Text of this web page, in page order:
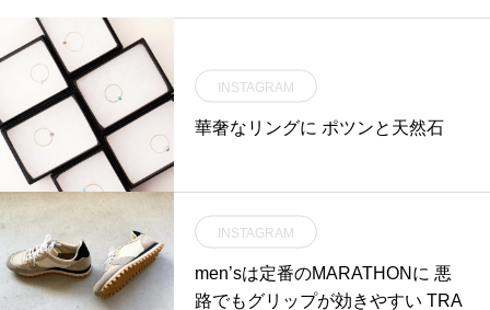
INSTAGRAM
華奢なリングに ポツンと天然石
INSTAGRAM
men’sは定番のMARATHONに 悪
路でもグリップが効きやすい TRA